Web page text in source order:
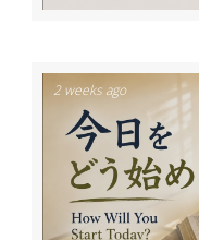
2 weeks ago